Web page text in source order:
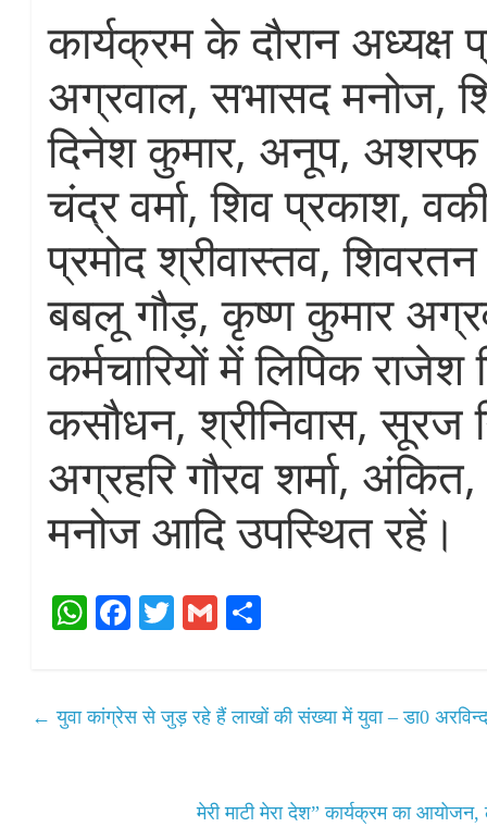
कार्यक्रम के दौरान अध्यक्ष
अग्रवाल, सभासद मनोज,
दिनेश कुमार, अनूप, अशरफ
चंद्र वर्मा, शिव प्रकाश,
प्रमोद श्रीवास्तव,
बबलू गौड़, कृष्ण कुमार
कर्मचारियों में लिपिक राजेश
कसौधन, श्रीनिवास, सूरज
अग्रहरि गौरव शर्मा,
मनोज आदि उपस्थित रहें।
W
A
Fa
ok
T
r
G
← युवा कांग्रेस से जुड़ रहे हैं लाखों की संख्या में युवा – डा0
मेरी माटी मेरा देश” कार्यक्रम का